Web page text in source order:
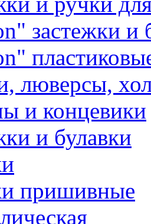
застежки и
люверсы,
и концевики
и булавки
пришивные